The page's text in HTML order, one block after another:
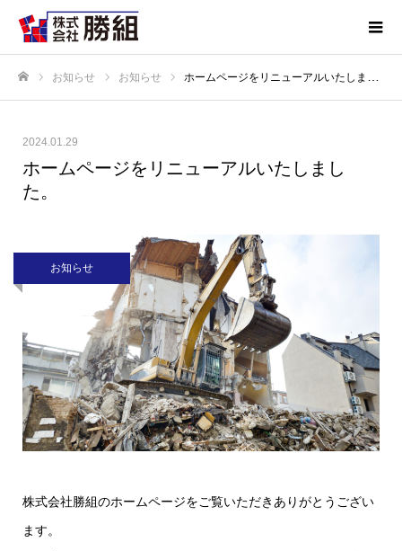
お知らせ お知らせ ホームページをリニューアルいたしました。
2024.01.29
ホームページをリニューアルいたしまし
た。
お知らせ
株式会社勝組のホームページをご覧いただきありがとうござい
ます。